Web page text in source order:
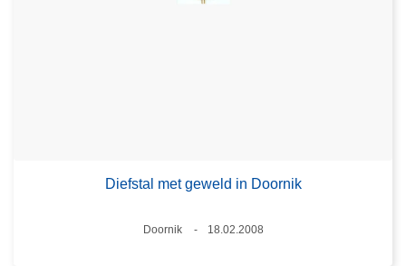
Diefstal met geweld in Doornik
Plaats
Doornik
18.02.2008